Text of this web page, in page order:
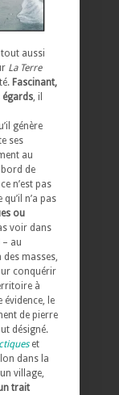
aussi
La Terre
Fascinant,
égards , il
génère
ses
au
de
n’est pas
n’a pas
ou
voir dans
au
masses,
conquérir
à
le
de pierre
désigné.
et
dans la
village,
trait